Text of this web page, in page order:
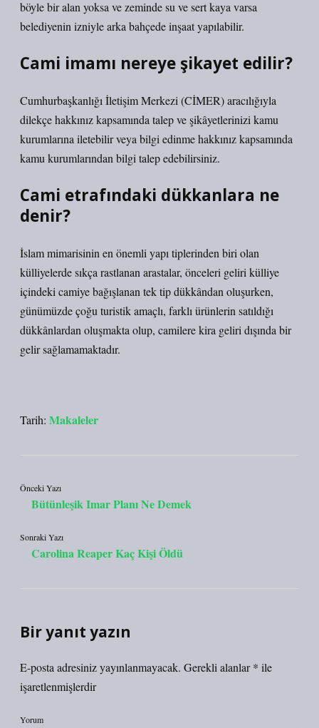
böyle bir alan yoksa ve zeminde su ve sert kaya varsa
belediyenin izniyle arka bahçede inşaat yapılabilir.
Cami imamı nereye şikayet edilir?
Cumhurbaşkanlığı İletişim Merkezi (CİMER) aracılığıyla
dilekçe hakkınız kapsamında talep ve şikâyetlerinizi kamu
kurumlarına iletebilir veya bilgi edinme hakkınız kapsamında
kamu kurumlarından bilgi talep edebilirsiniz.
Cami etrafındaki dükkanlara ne
denir?
İslam mimarisinin en önemli yapı tiplerinden biri olan
külliyelerde sıkça rastlanan arastalar, önceleri geliri külliye
içindeki camiye bağışlanan tek tip dükkândan oluşurken,
günümüzde çoğu turistik amaçlı, farklı ürünlerin satıldığı
dükkânlardan oluşmakta olup, camilere kira geliri dışında bir
gelir sağlamamaktadır.
Tarih: Makaleler
Önceki Yazı
Bütünleşik Imar Planı Ne Demek
Sonraki Yazı
Carolina Reaper Kaç Kişi Öldü
Bir yanıt yazın
E-posta adresiniz yayınlanmayacak. Gerekli alanlar* ile
işaretlenmişlerdir
Yorum